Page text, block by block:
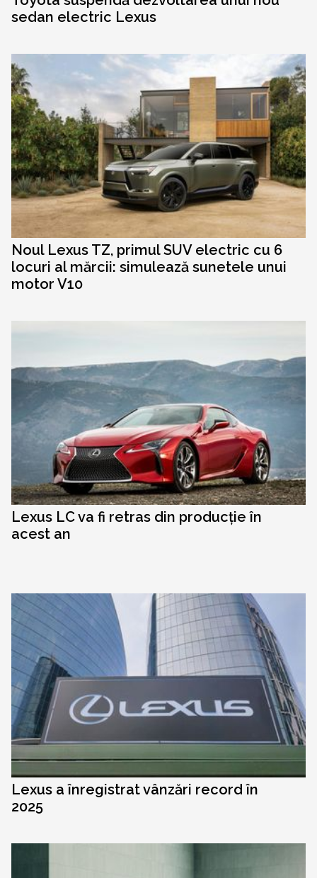
sedan electric Lexus
Noul Lexus TZ, primul SUV electric cu 6
locuri al mărcii: simulează sunetele unui
motor V10
Lexus LC va fi retras din producție în
acest an
Lexus a înregistrat vânzări record în
2025